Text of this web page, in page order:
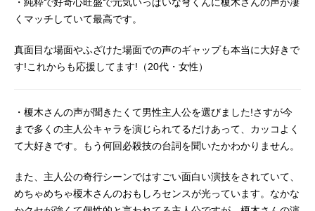
くマッチしていて最高です。
真面目な場面やふざけた場面での声のギャップも本当に大好きで
す!これからも応援してます!（20代・女性）
・榎木さんの声が聞きたくて男性主人公を選びました!さすが今
まで多くの主人公キャラを演じられてるだけあって、カッコよく
て大好きです。もう何回必殺技の台詞を聞いたかわかりません。
また、主人公の奇行シーンではすごい面白い演技をされていて、
めちゃめちゃ榎木さんのおもしろセンスが光っています。なかな